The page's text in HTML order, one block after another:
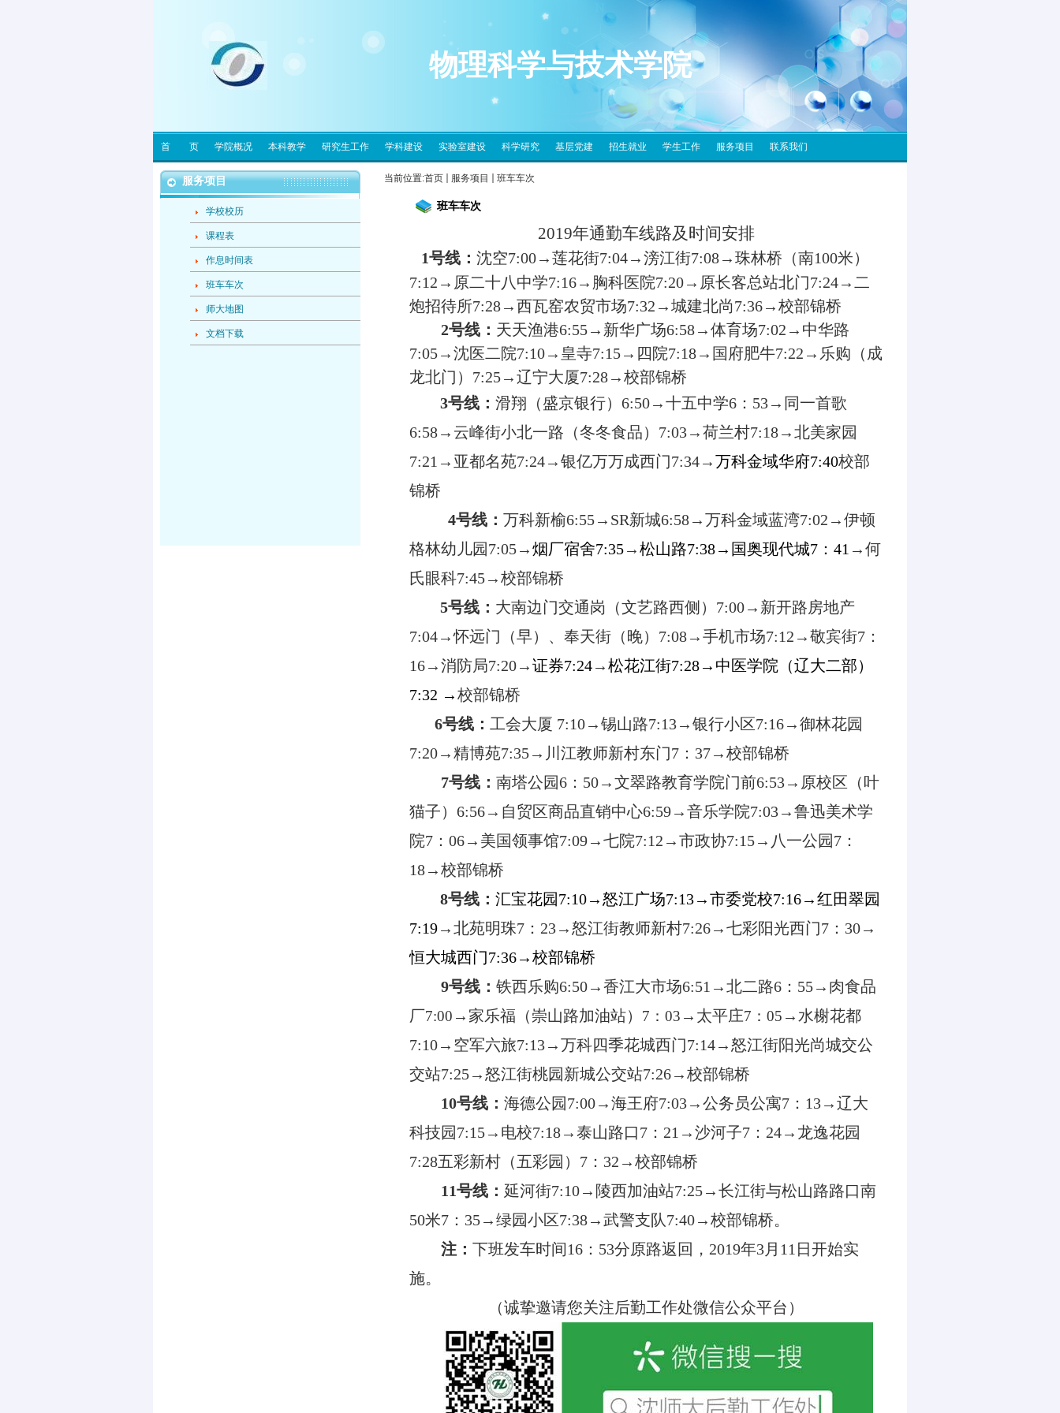
物理科学与技术学院
首 页 学院概况 本科教学 研究生工作 学科建设 实验室建设 科学研究 基层党建 招生就业 学生工作 服务项目 联系我们
服务项目
学校校历
课程表
作息时间表
班车车次
师大地图
文档下载
当前位置:首页 服务项目 班车车次
班车车次
2019年通勤车线路及时间安排
1号线： 沈空7:00→莲花街7:04→滂江街7:08→珠林桥（南100米）
7:12 →原二十八中学7:16→胸科医院7:20→原长客总站北门7:24→二
炮招待所7:28→西瓦窑农贸市场7:32 →城建北尚7:36→校部锦桥
2号线： 天天渔港6:55→新华广场6:58→体育场7:02 →中华路
7:05→沈医二院7:10→皇寺7:15→四院7:18→国府肥牛7:22 →乐购（成
龙北门） 7:25→辽宁大厦7:28→校部锦桥
3号线： 滑翔（盛京银行） 6:50→十五中学6 ： 53→同一首歌
6:58→云峰街小北一路（冬冬食品） 7:03→荷兰村7:18→北美家园
7:21 →亚都名苑7:24→银亿万万成西门7:34→万科金域华府7:40校部
锦桥
4号线： 万科新榆6:55→ SR新城6:58→万科金域蓝湾7:02 →伊顿
格林幼儿园7:05→烟厂宿舍7:35→松山路7:38→国奥现代城7 ： 41 →何
氏眼科7:45→校部锦桥
5号线： 大南边门交通岗（文艺路西侧） 7:00→新开路房地产
7:04→怀远门（早）、奉天街（晚） 7:08→手机市场7:12 →敬宾街7 ：
16→消防局7:20→证券7:24→松花江街7:28→中医学院（辽大二部）
7:32 →校部锦桥
6号线： 工会大厦 7:10→锡山路7:13→银行小区7:16→御林花园
7:20→精博苑7:35→川江教师新村东门7 ： 37→校部锦桥
7号线： 南塔公园6 ： 50→文翠路教育学院门前6:53→原校区（叶
猫子） 6:56→自贸区商品直销中心6:59→音乐学院7:03→鲁迅美术学
院7 ： 06→美国领事馆7:09→七院7:12 →市政协7:15→八一公园7 ：
18→校部锦桥
8号线： 汇宝花园7:10→怒江广场7:13→市委党校7:16→红田翠园
7:19→北苑明珠7 ： 23→怒江街教师新村7:26→七彩阳光西门7 ： 30→
恒大城西门7:36→校部锦桥
9号线： 铁西乐购6:50→香江大市场6:51 →北二路6 ： 55→肉食品
厂7:00 →家乐福（崇山路加油站） 7 ： 03 →太平庄7 ： 05 →水榭花都
7:10→空军六旅7:13→万科四季花城西门7:14→怒江街阳光尚城交公
交站7:25→怒江街桃园新城公交站7:26→校部锦桥
10号线： 海德公园7:00→海王府7:03→公务员公寓7 ： 13→辽大
科技园7:15→电校7:18→泰山路口7 ： 21 →沙河子7 ： 24→龙逸花园
7:28五彩新村（五彩园） 7 ： 32 →校部锦桥
11号线： 延河街7:10→陵西加油站7:25→长江街与松山路路口南
50米7 ： 35→绿园小区7:38→武警支队7:40→校部锦桥。
注： 下班发车时间16 ： 53分原路返回， 2019年3月 11 日开始实
施。
（诚挚邀请您关注后勤工作处微信公众平台）